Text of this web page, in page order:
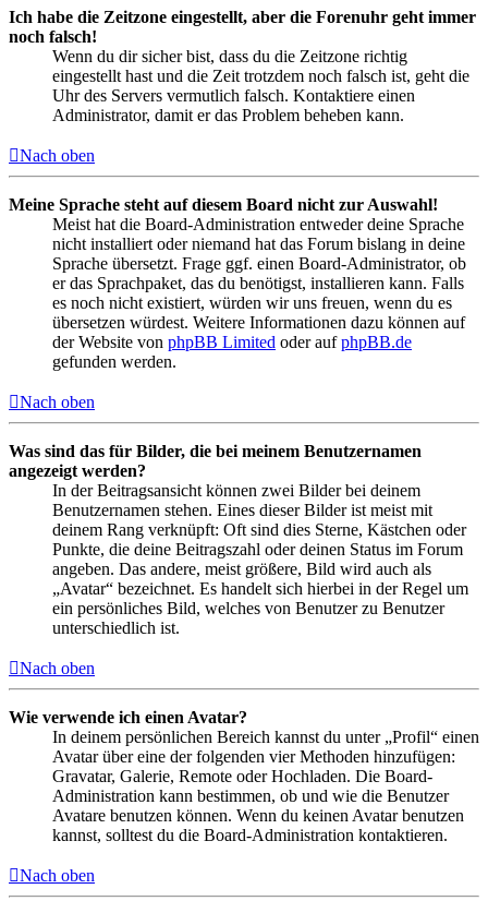
Ich habe die Zeitzone eingestellt, aber die Forenuhr geht immer
noch falsch!
Wenn du dir sicher bist, dass du die Zeitzone richtig
eingestellt hast und die Zeit trotzdem noch falsch ist, geht die
Uhr des Servers vermutlich falsch. Kontaktiere einen
Administrator, damit er das Problem beheben kann.
Nach oben
Meine Sprache steht auf diesem Board nicht zur Auswahl!
Meist hat die Board-Administration entweder deine Sprache
nicht installiert oder niemand hat das Forum bislang in deine
Sprache übersetzt. Frage ggf. einen Board-Administrator, ob
er das Sprachpaket, das du benötigst, installieren kann. Falls
es noch nicht existiert, würden wir uns freuen, wenn du es
übersetzen würdest. Weitere Informationen dazu können auf
der Website von phpBB Limited oder aufphpBB.de
gefunden werden.
Nach oben
Was sind das für Bilder, die bei meinem Benutzernamen
angezeigt werden?
In der Beitragsansicht können zwei Bilder bei deinem
Benutzernamen stehen. Eines dieser Bilder ist meist mit
deinem Rang verknüpft: Oft sind dies Sterne, Kästchen oder
Punkte, die deine Beitragszahl oder deinen Status im Forum
angeben. Das andere, meist größere, Bild wird auch als
„Avatar“ bezeichnet. Es handelt sich hierbei in der Regel um
ein persönliches Bild, welches von Benutzer zu Benutzer
unterschiedlich ist.
Nach oben
Wie verwende ich einen Avatar?
In deinem persönlichen Bereich kannst du unter „Profil“ einen
Avatar über eine der folgenden vier Methoden hinzufügen:
Gravatar, Galerie, Remote oder Hochladen. Die Board-
Administration kann bestimmen, ob und wie die Benutzer
Avatare benutzen können. Wenn du keinen Avatar benutzen
kannst, solltest du die Board-Administration kontaktieren.
Nach oben